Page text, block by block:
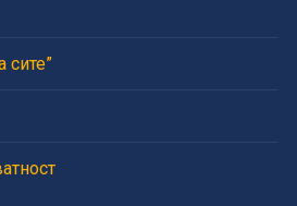
сите”